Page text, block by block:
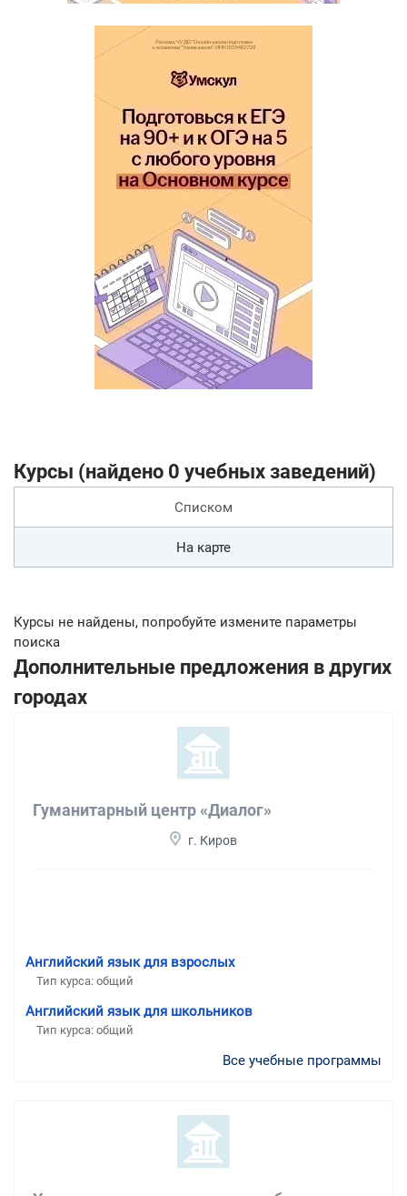
Курсы (найдено 0 учебных заведений)
Списком
На карте
Курсы не найдены, попробуйте измените параметры
поиска
Дополнительные предложения в других
городах
Гуманитарный центр «Диалог»
г. Киров
Английский язык для взрослых
Тип курса: общий
Английский язык для школьников
Тип курса: общий
Все учебные программы